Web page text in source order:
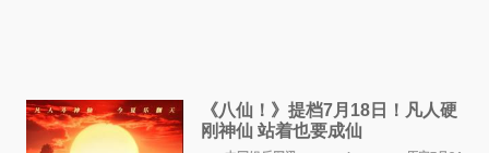
《八仙！》提档7月18日！凡人硬
刚神仙 站着也要成仙